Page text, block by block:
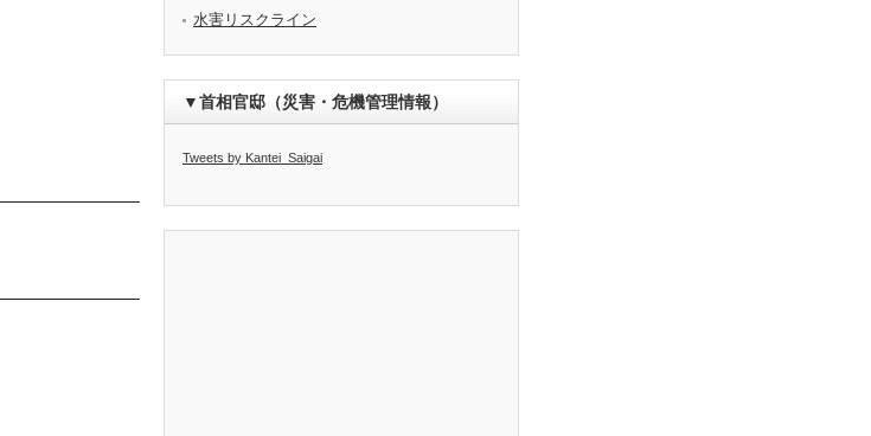
水害リスクライン
▼首相官邸（災害・危機管理情報）
Tweets by Kantei_Saigai